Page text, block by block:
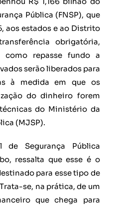
Pública (FNSP), que
aos estados e ao Distrito
obrigatória,
como repasse fundo a
serão liberados para
à medida em que os
do dinheiro forem
do Ministério da
(MJSP).
de Segurança Pública
ressalta que esse é o
para esse tipo de
se, na prática, de um
que chega para